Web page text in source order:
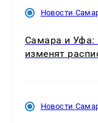
президентов
России: Европа?
Новости
Самара и Уфа:
изменят
Новости